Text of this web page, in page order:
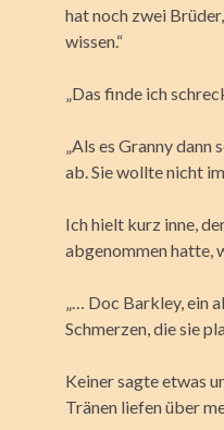
hat noch zwei
wissen.“
„Das finde ich
„Als es Granny dann
ab. Sie wollte nicht
Ich hielt kurz inne,
abgenommen hatte,
„… Doc Barkley, ein
Schmerzen, die sie
Keiner sagte etwas
Tränen liefen über